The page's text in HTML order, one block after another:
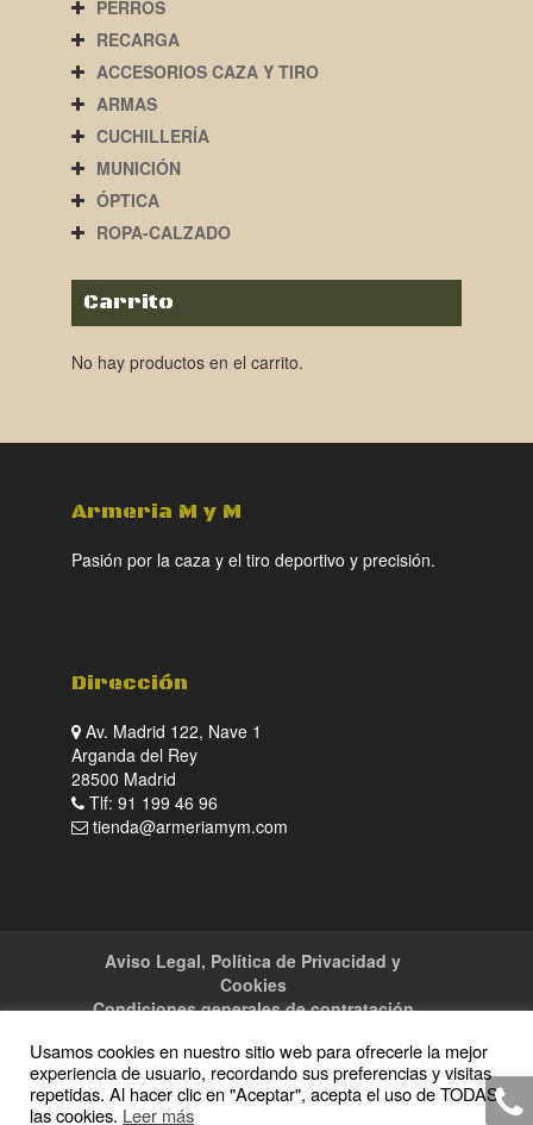
PERROS
RECARGA
ACCESORIOS CAZA Y TIRO
ARMAS
CUCHILLERÍA
MUNICIÓN
ÓPTICA
ROPA-CALZADO
Carrito
No hay productos en el carrito.
Armeria M y M
Pasión por la caza y el tiro deportivo y precisión.
Dirección
Av. Madrid 122, Nave 1
Arganda del Rey
28500 Madrid
Tlf: 91 199 46 96
tienda@armeriamym.com
Aviso Legal, Política de Privacidad y
Cookies
Condiciones generales de contratación
Usamos cookies en nuestro sitio web para ofrecerle la mejor
experiencia de usuario, recordando sus preferencias y visitas
repetidas. Al hacer clic en "Aceptar", acepta el uso de TODAS
las cookies. Leer más